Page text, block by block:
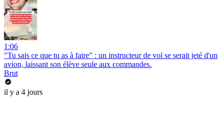
1:06
"Tu sais ce que tu as à faire" : un instructeur de vol se serait jeté d'un
avion, laissant son élève seule aux commandes.
Brut
il y a 4 jours